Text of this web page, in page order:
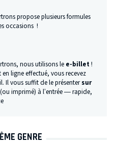
propose plusieurs formules
occasions !
nous utilisons le e-billet!
ligne effectué, vous recevez
Il vous suffit de le présentersur
(ou imprimé) à l’entrée — rapide,
GENRE